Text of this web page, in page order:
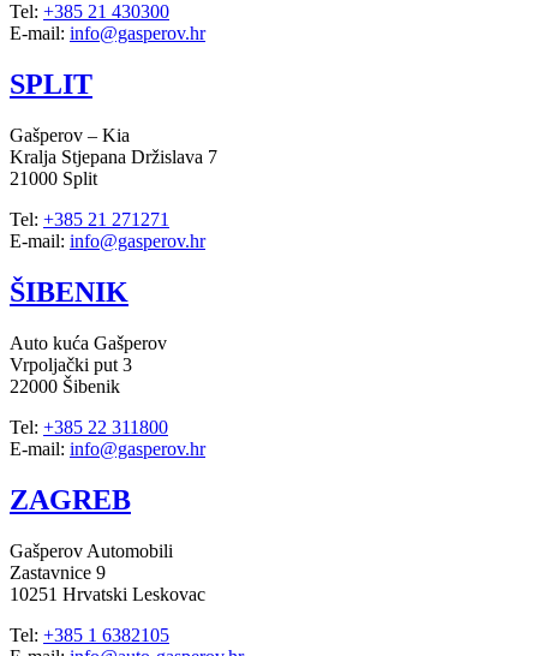
Tel: +385 21 430300
E-mail: info@gasperov.hr
SPLIT
Gašperov – Kia
Kralja Stjepana Držislava 7
21000 Split
Tel: +385 21 271271
E-mail: info@gasperov.hr
ŠIBENIK
Auto kuća Gašperov
Vrpoljački put 3
22000 Šibenik
Tel: +385 22 311800
E-mail: info@gasperov.hr
ZAGREB
Gašperov Automobili
Zastavnice 9
10251 Hrvatski Leskovac
Tel: +385 1 6382105